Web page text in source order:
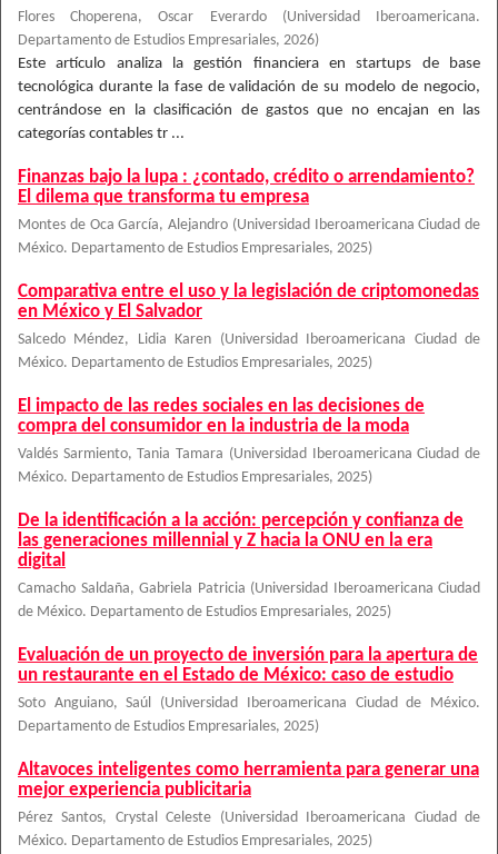
Flores Choperena, Oscar Everardo (Universidad Iberoamericana.
Departamento de Estudios Empresariales, 2026)
Este artículo analiza la gestión financiera en startups de base
tecnológica durante la fase de validación de su modelo de negocio,
centrándose en la clasificación de gastos que no encajan en las
categorías contables tr ...
Finanzas bajo la lupa : ¿contado, crédito o arrendamiento?
El dilema que transforma tu empresa
Montes de Oca García, Alejandro (Universidad Iberoamericana Ciudad de
México. Departamento de Estudios Empresariales, 2025)
Comparativa entre el uso y la legislación de criptomonedas
en México y El Salvador
Salcedo Méndez, Lidia Karen (Universidad Iberoamericana Ciudad de
México. Departamento de Estudios Empresariales, 2025)
El impacto de las redes sociales en las decisiones de
compra del consumidor en la industria de la moda
Valdés Sarmiento, Tania Tamara (Universidad Iberoamericana Ciudad de
México. Departamento de Estudios Empresariales, 2025)
De la identificación a la acción: percepción y confianza de
las generaciones millennial y Z hacia la ONU en la era
digital
Camacho Saldaña, Gabriela Patricia (Universidad Iberoamericana Ciudad
de México. Departamento de Estudios Empresariales, 2025)
Evaluación de un proyecto de inversión para la apertura de
un restaurante en el Estado de México: caso de estudio
Soto Anguiano, Saúl (Universidad Iberoamericana Ciudad de México.
Departamento de Estudios Empresariales, 2025)
Altavoces inteligentes como herramienta para generar una
mejor experiencia publicitaria
Pérez Santos, Crystal Celeste (Universidad Iberoamericana Ciudad de
México. Departamento de Estudios Empresariales, 2025)